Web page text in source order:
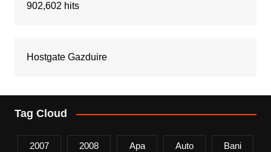
902,602 hits
Hostgate Gazduire
Tag Cloud
2007 2008 Apa Auto Bani